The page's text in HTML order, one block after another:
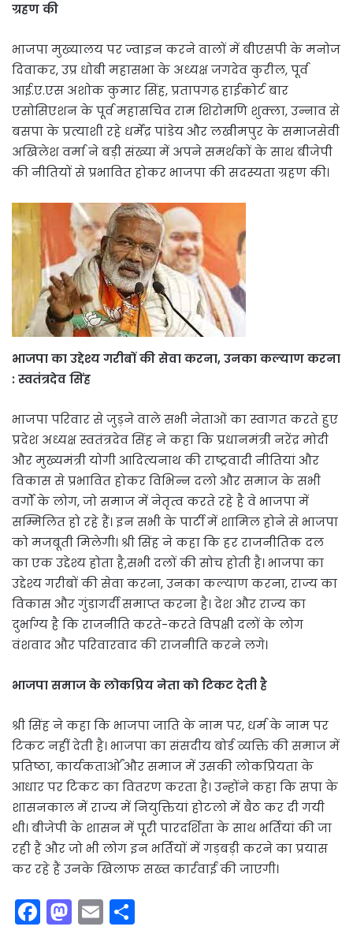
ग्रहण की
भाजपा मुख्यालय पर ज्वाइन करने वालों में बीएसपी के मनोज
दिवाकर, उप्र धोबी महासभा के अध्यक्ष जगदेव कुरील, पूर्व
आई.ए.एस अशोक कुमार सिंह, प्रतापगढ़ हाईकोर्ट बार
एसोसिएशन के पूर्व महासचिव राम शिरोमणि शुक्ला, उन्नाव से
बसपा के प्रत्याशी रहे धर्मेंद्र पांडेय और लखीमपुर के समाजसेवी
अखिलेश वर्मा ने बड़ी संख्या में अपने समर्थकों के साथ बीजेपी
की नीतियों से प्रभावित होकर भाजपा की सदस्यता ग्रहण की।
भाजपा का उद्देश्य गरीबों की सेवा करना, उनका कल्याण करना
: स्वतंत्रदेव सिंह
भाजपा परिवार से जुड़ने वाले सभी नेताओं का स्वागत करते हुए
प्रदेश अध्यक्ष स्वतंत्रदेव सिंह ने कहा कि प्रधानमंत्री नरेंद्र मोदी
और मुख्यमंत्री योगी आदित्यनाथ की राष्ट्रवादी नीतियां और
विकास से प्रभावित होकर विभिन्न दलो और समाज के सभी
वर्गों के लोग, जो समाज में नेतृत्व करते रहे है वे भाजपा में
सम्मिलित हो रहे हैं। इन सभी के पार्टी में शामिल होने से भाजपा
को मजबूती मिलेगी। श्री सिंह ने कहा कि हर राजनीतिक दल
का एक उद्देश्य होता है,सभी दलों की सोच होती है। भाजपा का
उद्देश्य गरीबों की सेवा करना, उनका कल्याण करना, राज्य का
विकास और गुंडागर्दी समाप्त करना है। देश और राज्य का
दुर्भाग्य है कि राजनीति करते-करते विपक्षी दलों के लोग
वंशवाद और परिवारवाद की राजनीति करने लगे।
भाजपा समाज के लोकप्रिय नेता को टिकट देती है
श्री सिंह ने कहा कि भाजपा जाति के नाम पर, धर्म के नाम पर
टिकट नहीं देती है। भाजपा का संसदीय बोर्ड व्यक्ति की समाज में
प्रतिष्ठा, कार्यकतार्ओं और समाज में उसकी लोकप्रियता के
आधार पर टिकट का वितरण करता है। उन्होंने कहा कि सपा के
शासनकाल में राज्य में नियुक्तियां होटलो में बैठ कर दी गयी
थी। बीजेपी के शासन में पूरी पारदर्शिता के साथ भर्तियां की जा
रही हैं और जो भी लोग इन भर्तियों में गड़बड़ी करने का प्रयास
कर रहे हैं उनके खिलाफ सख्त कार्रवाई की जाएगी।
F M E